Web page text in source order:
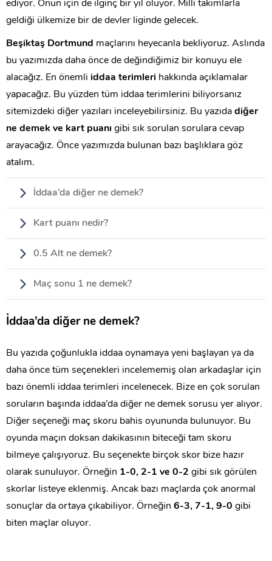
ediyor. Onun için de ilginç bir yıl oluyor. Milli takımlarla
geldiği ülkemize bir de devler liginde gelecek.
Beşiktaş Dortmund maçlarını heyecanla bekliyoruz. Aslında
bu yazımızda daha önce de değindiğimiz bir konuyu ele
alacağız. En önemli iddaa terimleri hakkında açıklamalar
yapacağız. Bu yüzden tüm iddaa terimlerini biliyorsanız
sitemizdeki diğer yazıları inceleyebilirsiniz. Bu yazıda diğer
ne demek ve kart puanı gibi sık sorulan sorulara cevap
arayacağız. Önce yazımızda bulunan bazı başlıklara göz
atalım.
İddaa’da diğer ne demek?
Kart puanı nedir?
0.5 Alt ne demek?
Maç sonu 1 ne demek?
İddaa’da diğer ne demek?
Bu yazıda çoğunlukla iddaa oynamaya yeni başlayan ya da
daha önce tüm seçenekleri incelememiş olan arkadaşlar için
bazı önemli iddaa terimleri incelenecek. Bize en çok sorulan
soruların başında iddaa’da diğer ne demek sorusu yer alıyor.
Diğer seçeneği maç skoru bahis oyununda bulunuyor. Bu
oyunda maçın doksan dakikasının biteceği tam skoru
bilmeye çalışıyoruz. Bu seçenekte birçok skor bize hazır
olarak sunuluyor. Örneğin 1-0, 2-1 ve 0-2 gibi sık görülen
skorlar listeye eklenmiş. Ancak bazı maçlarda çok anormal
sonuçlar da ortaya çıkabiliyor. Örneğin 6-3, 7-1, 9-0 gibi
biten maçlar oluyor.